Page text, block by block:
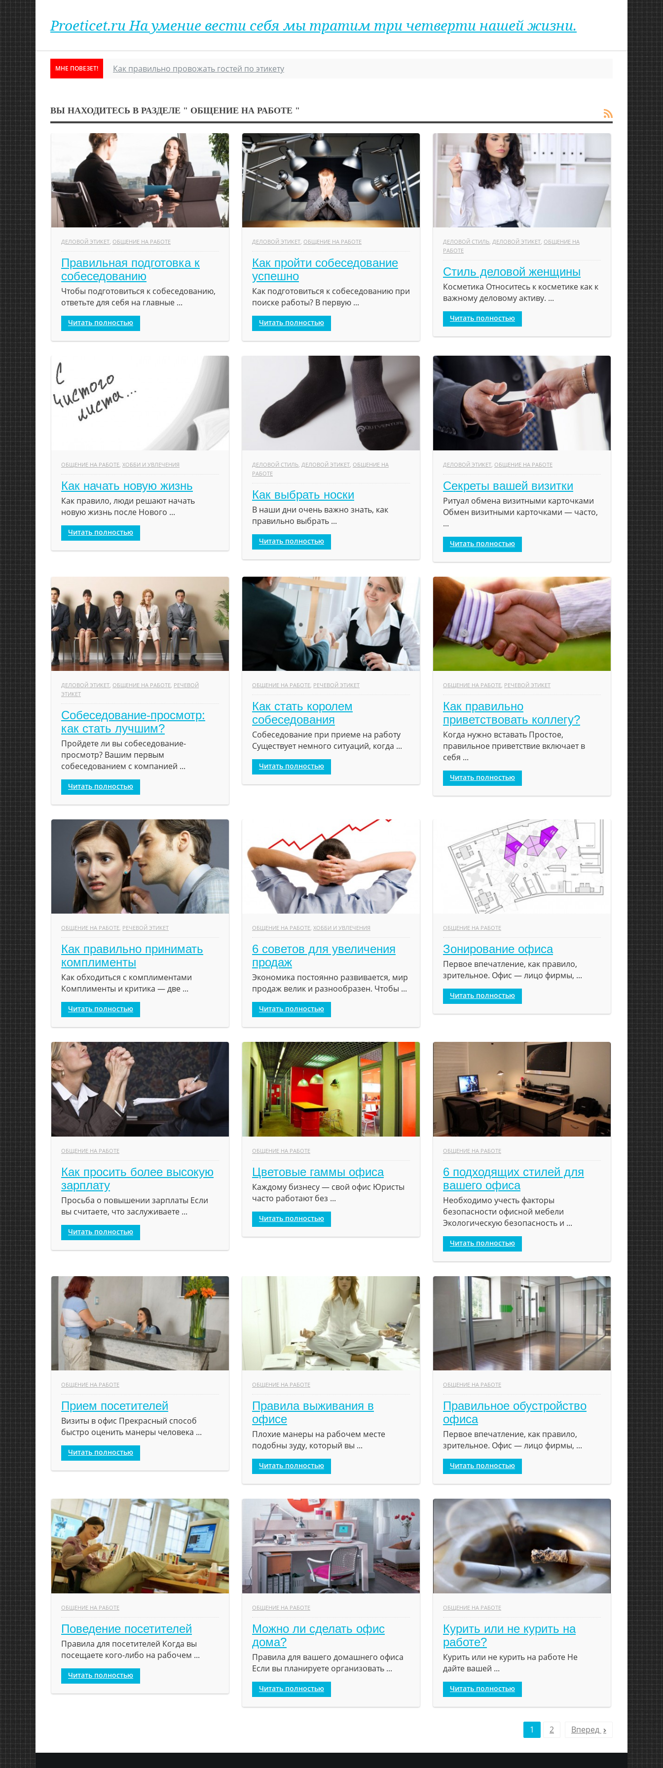
Proeticet.ru На умение вести себя мы тратим три четверти нашей жизни.
МНЕ ПОВЕЗЕТ! Как правильно провожать гостей по этикету
ВЫ НАХОДИТЕСЬ В РАЗДЕЛЕ " ОБЩЕНИЕ НА РАБОТЕ "
ДЕЛОВОЙ ЭТИКЕТ, ОБЩЕНИЕ НА РАБОТЕ
Правильная подготовка к
собеседованию
Чтобы подготовиться к собеседованию,
ответьте для себя на главные ...
Читать полностью
ДЕЛОВОЙ ЭТИКЕТ, ОБЩЕНИЕ НА РАБОТЕ
Как пройти собеседование
успешно
Как подготовиться к собеседованию при
поиске работы? В первую ...
Читать полностью
ДЕЛОВОЙ СТИЛЬ, ДЕЛОВОЙ ЭТИКЕТ, ОБЩЕНИЕ НА
РАБОТЕ
Стиль деловой женщины
Косметика Относитесь к косметике как к
важному деловому активу. ...
Читать полностью
ОБЩЕНИЕ НА РАБОТЕ ХОББИ И УВЛЕЧЕНИЯ
Как начать новую жизнь
Как правило, люди решают начать
новую жизнь после Нового ...
Читать полностью
ДЕЛОВОЙ СТИЛЬ ДЕЛОВОЙ ЭТИКЕТ ОБЩЕНИЕ НА
РАБОТЕ
Как выбрать носки
В наши дни очень важно знать, как
правильно выбрать ...
Читать полностью
ДЕЛОВОЙ ЭТИКЕТ ОБЩЕНИЕ НА РАБОТЕ
Секреты вашей визитки
Ритуал обмена визитными карточками
Обмен визитными карточками — часто,
...
Читать полностью
ДЕЛОВОЙ ЭТИКЕТ, ОБЩЕНИЕ НА РАБОТЕ, РЕЧЕВОЙ
ЭТИКЕТ
Собеседование-просмотр:
как стать лучшим?
Пройдете ли вы собеседование-
просмотр? Вашим первым
собеседованием с компанией ...
Читать полностью
ОБЩЕНИЕ НА РАБОТЕ, РЕЧЕВОЙ ЭТИКЕТ
Как стать королем
собеседования
Собеседование при приеме на работу
Существует немного ситуаций, когда ...
Читать полностью
ОБЩЕНИЕ НА РАБОТЕ, РЕЧЕВОЙ ЭТИКЕТ
Как правильно
приветствовать коллегу?
Когда нужно вставать Простое,
правильное приветствие включает в
себя ...
Читать полностью
ОБЩЕНИЕ НА РАБОТЕ, РЕЧЕВОЙ ЭТИКЕТ
Как правильно принимать
комплименты
Как обходиться с комплиментами
Комплименты и критика — две ...
Читать полностью
ОБЩЕНИЕ НА РАБОТЕ, ХОББИ И УВЛЕЧЕНИЯ
6 советов для увеличения
продаж
Экономика постоянно развивается, мир
продаж велик и разнообразен. Чтобы ...
Читать полностью
ОБЩЕНИЕ НА РАБОТЕ
Зонирование офиса
Первое впечатление, как правило,
зрительное. Офис — лицо фирмы, ...
Читать полностью
ОБЩЕНИЕ НА РАБОТЕ
Как просить более высокую
зарплату
Просьба о повышении зарплаты Если
вы считаете, что заслуживаете ...
Читать полностью
ОБЩЕНИЕ НА РАБОТЕ
Цветовые гаммы офиса
Каждому бизнесу — свой офис Юристы
часто работают без ...
Читать полностью
ОБЩЕНИЕ НА РАБОТЕ
6 подходящих стилей для
вашего офиса
Необходимо учесть факторы
безопасности офисной мебели
Экологическую безопасность и ...
Читать полностью
ОБЩЕНИЕ НА РАБОТЕ
Прием посетителей
Визиты в офис Прекрасный способ
быстро оценить манеры человека ...
Читать полностью
ОБЩЕНИЕ НА РАБОТЕ
Правила выживания в
офисе
Плохие манеры на рабочем месте
подобны зуду, который вы ...
Читать полностью
ОБЩЕНИЕ НА РАБОТЕ
Правильное обустройство
офиса
Первое впечатление, как правило,
зрительное. Офис — лицо фирмы, ...
Читать полностью
ОБЩЕНИЕ НА РАБОТЕ
Поведение посетителей
Правила для посетителей Когда вы
посещаете кого-либо на рабочем ...
Читать полностью
ОБЩЕНИЕ НА РАБОТЕ
Можно ли сделать офис
дома?
Правила для вашего домашнего офиса
Если вы планируете организовать ...
Читать полностью
ОБЩЕНИЕ НА РАБОТЕ
Курить или не курить на
работе?
Курить или не курить на работе Не
дайте вашей ...
Читать полностью
1 2 Вперед